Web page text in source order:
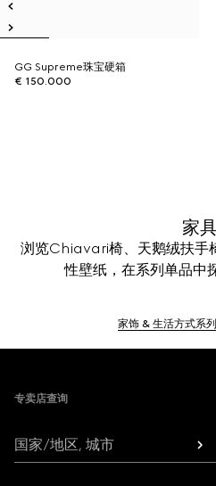
GG Supreme珠宝硬箱
€ 150.000
家
浏览Chiavari椅、天鹅绒扶手
性壁纸，在系列单品中
家饰 & 生活方式系列
专卖店查询
国家/地区, 城市